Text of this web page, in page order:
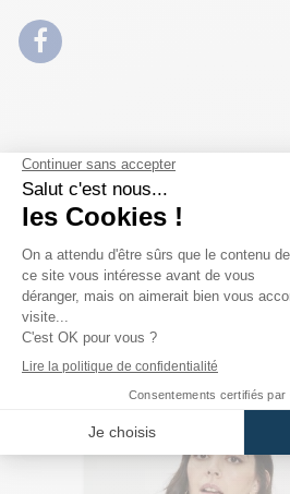
PRODUITS DE LA MÊME CATÉGORIE